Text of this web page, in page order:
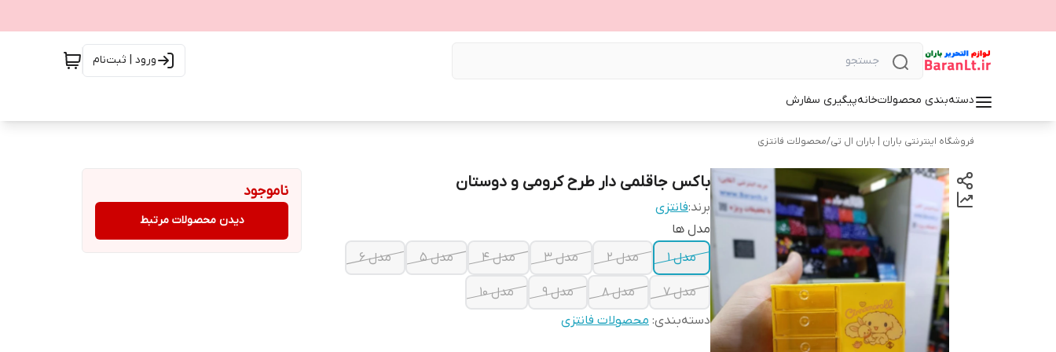
ورود | ثبت‌نام
دسته‌بندی محصولاتخانهپیگیری سفارش
فروشگاه اینترنتی باران | باران ال تی/محصولات فانتزی
باکس جاقلمی دار طرح کرومی و دوستان
برند:فانتزی
مدل ها
مدل 1
مدل 2 مدل 3 مدل 4 مدل 5 مدل 6
مدل 7 مدل 8 مدل 9
مدل 10
دسته‌بندی: محصولات فانتزی
ناموجود
دیدن محصولات مرتبط